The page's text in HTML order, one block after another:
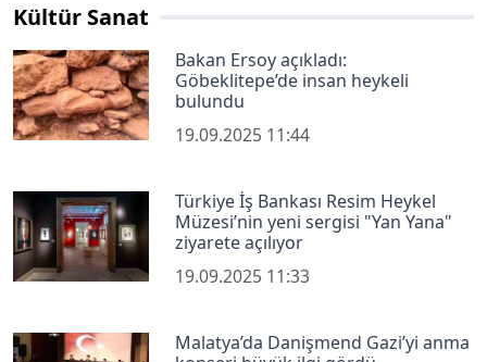
Kültür Sanat
Bakan Ersoy açıkladı:
Göbeklitepe’de insan heykeli
bulundu
19.09.2025 11:44
Türkiye İş Bankası Resim Heykel
Müzesi’nin yeni sergisi "Yan Yana"
ziyarete açılıyor
19.09.2025 11:33
Malatya’da Danişmend Gazi’yi anma